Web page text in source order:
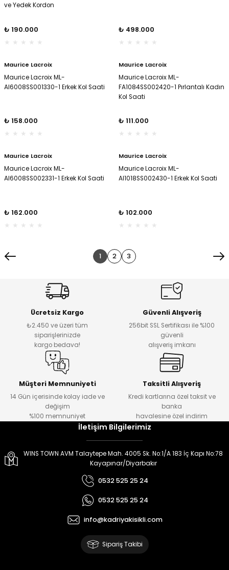
ve Yedek Kordon
₺ 190.000 ₺ 498.000
Maurice Lacroix
Maurice Lacroix ML-
AI6008SS001330-1 Erkek Kol Saati
₺ 158.000
Maurice Lacroix
Maurice Lacroix ML-
FA1084SS002420-1 Pırlantalı Kadın
Kol Saati
₺ 111.000
Maurice Lacroix
Maurice Lacroix ML-
AI6008SS002331-1 Erkek Kol Saati
₺ 162.000
Maurice Lacroix
Maurice Lacroix ML-
AI1018SS002430-1 Erkek Kol Saati
₺ 102.000
1 2 3
Ücretsiz Kargo
₺2.450 ve üzeri tüm
siparişlerinizde
kargo bedava!
Güvenli Alışveriş
256bit SSL Sertifikası ile %100
güvenli
alışveriş imkanı
Müşteri Memnuniyeti
14 Gün içerisinde kolay iade ve
değişim
%100 memnuniyet
Taksitli Alışveriş
Kredi kartlarına özel taksit ve
banka
havalesine özel indirim
İletişim Bilgilerimiz
WINS TOWN AVM Talaytepe Mah. 4005 Sk. No:1/A 183 İç Kapı No:78
Kayapınar/Diyarbakır
0532 525 25 24
0532 525 25 24
info@kadriyakisikli.com
Sipariş Takibi